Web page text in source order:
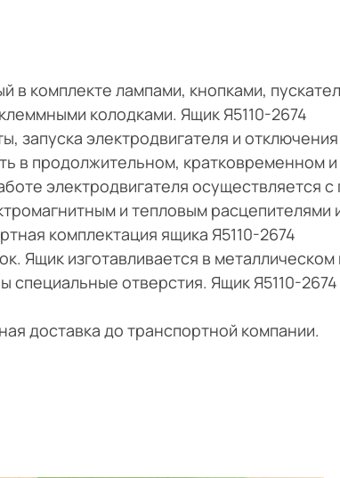
комплекте лампами, кнопками,
колодками. Ящик Я5110-2674
запуска электродвигателя и отключения
в продолжительном, кратковременном и
электродвигателя осуществляется
и тепловым расцепителями
комплектация ящика Я5110-2674
Ящик изготавливается в металлическом
отверстия. Ящик Я5110-2674
доставка до транспортной компании.